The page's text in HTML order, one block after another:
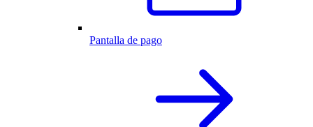
Pantalla de pago